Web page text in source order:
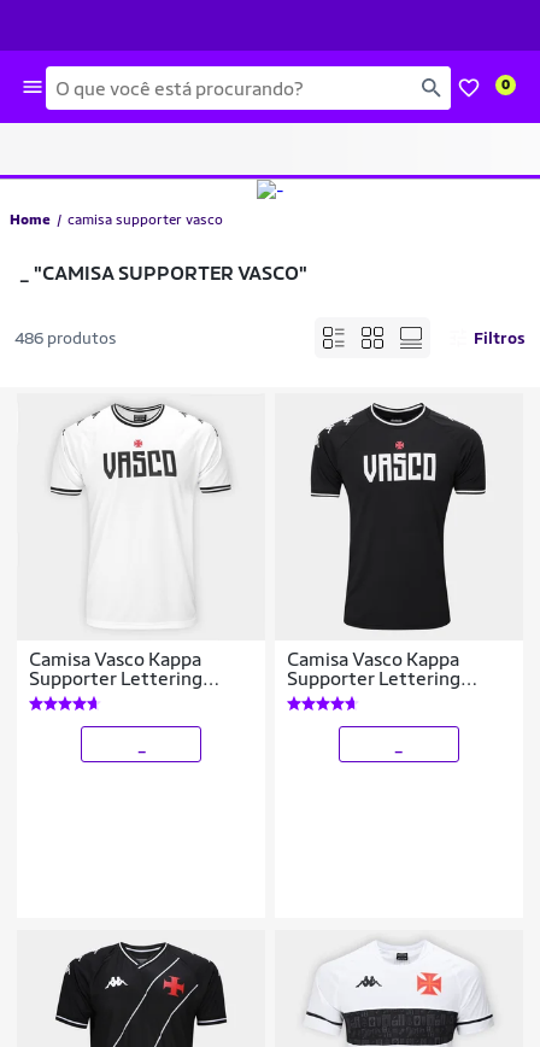
Busca 0
Home camisa supporter vasco
"CAMISA SUPPORTER VASCO"
486 produtos Filtros
Camisa Vasco Kappa
Supporter Lettering
Masculina
Camisa Vasco Kappa
Supporter Lettering
Masculina